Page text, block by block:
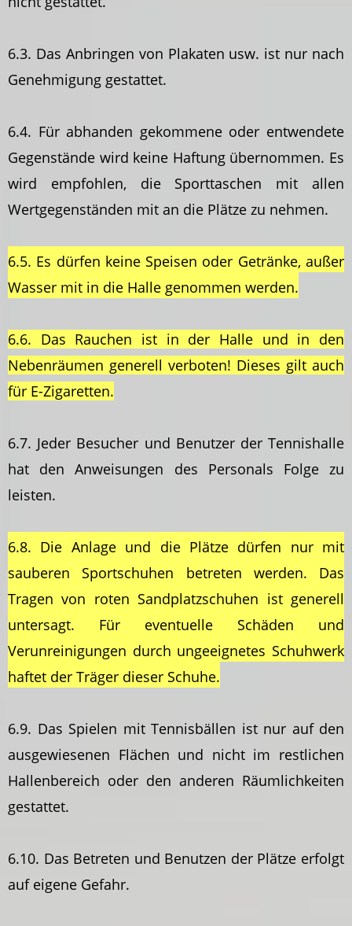
6.3. Das Anbringen von Plakaten usw. ist nur nach
Genehmigung gestattet.
6.4. Für abhanden gekommene oder entwendete
Gegenstände wird keine Haftung übernommen. Es
wird empfohlen, die Sporttaschen mit allen
Wertgegenständen mit an die Plätze zu nehmen.
6.5. Es dürfen keine Speisen oder Getränke, außer
Wasser mit in die Halle genommen werden.
6.6. Das Rauchen ist in der Halle und in den
Nebenräumen generell verboten! Dieses gilt auch
für E-Zigaretten.
6.7. Jeder Besucher und Benutzer der Tennishalle
hat den Anweisungen des Personals Folge zu
leisten.
6.8. Die Anlage und die Plätze dürfen nur mit
sauberen Sportschuhen betreten werden. Das
Tragen von roten Sandplatzschuhen ist generell
untersagt. Für eventuelle Schäden und
Verunreinigungen durch ungeeignetes Schuhwerk
haftet der Träger dieser Schuhe.
6.9. Das Spielen mit Tennisbällen ist nur auf den
ausgewiesenen Flächen und nicht im restlichen
Hallenbereich oder den anderen Räumlichkeiten
gestattet.
6.10. Das Betreten und Benutzen der Plätze erfolgt
auf eigene Gefahr.